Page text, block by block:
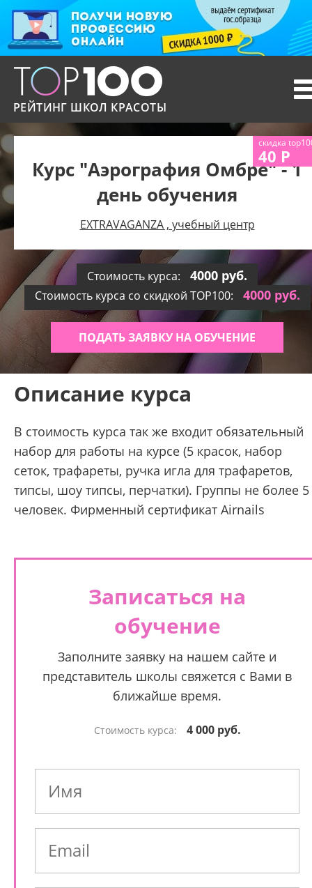
РЕЙТИНГ ШКОЛ КРАСОТЫ
скидка
40 Р
Курс "Аэрография Омбре" - 1
день обучения
EXTRAVAGANZA , учебный центр
Стоимость курса: 4000 руб.
Стоимость курса со скидкой TOP100: 4000 руб.
ПОДАТЬ ЗАЯВКУ НА ОБУЧЕНИЕ
Описание курса
В стоимость курса так же входит обязательный
набор для работы на курсе (5 красок, набор
сеток, трафареты, ручка игла для трафаретов,
типсы, шоу типсы, перчатки). Группы не более 5
человек. Фирменный сертификат Airnails
Записаться на
обучение
Заполните заявку на нашем сайте и
представитель школы свяжется с Вами в
ближайше время.
Стоимость курса: 4 000 руб.